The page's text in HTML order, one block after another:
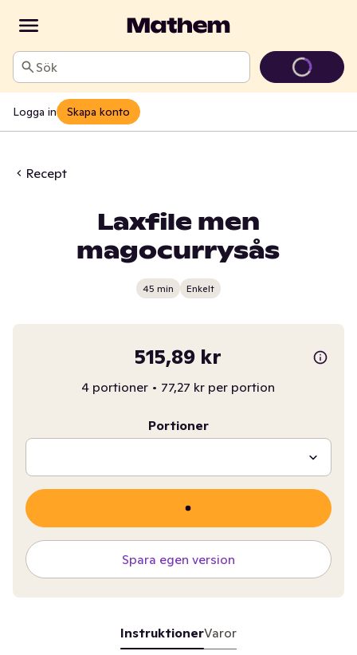
Sök
Logga in Skapa konto
Recept
Laxfile men
magocurrysås
45 min Enkelt
515,89 kr
4 portioner • 77,27 kr per portion
Portioner
Spara egen version
InstruktionerVaror